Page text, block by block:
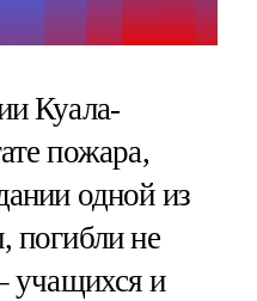
Куала-
пожара,
одной из
погибли не
учащихся и